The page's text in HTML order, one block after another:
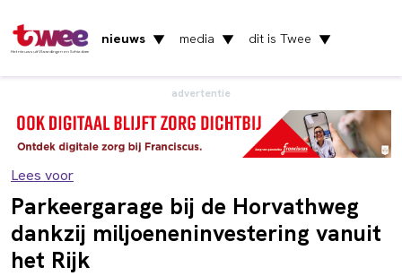
Het nieuws uit Vlaardingen en Schiedam
nieuws ▼ media ▼ dit is Twee ▼
advertentie
Lees voor
Parkeergarage bij de Horvathweg
dankzij miljoeneninvestering vanuit
het Rijk